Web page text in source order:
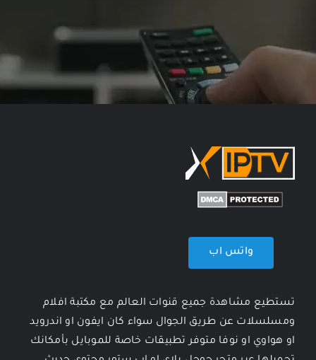
واتس اب
تستطيع مشاهدة جميع قنوات العالم مع مكتبة افلام
ومسلسلات عن طريق الجوال سواء كان ايفون او اندرويد
او هواوي او نوفا متوفر تطبيقات خاصة للموبايل بأمكانك